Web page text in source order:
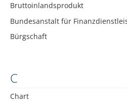
Bruttoinlandsprodukt
Bundesanstalt für
Bürgschaft
C
Chart